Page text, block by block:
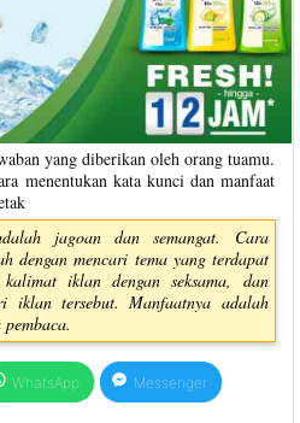
yang diberikan oleh orang tuamu.
menentukan kata kunci dan manfaat
jagoan dan semangat. Cara
dengan mencari tema yang terdapat
iklan dengan seksama, dan
iklan tersebut. Manfaatnya adalah
WhatsApp Messenger